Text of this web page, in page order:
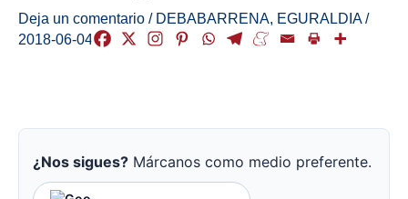
Deja un comentario / DEBABARRENA, EGURALDIA/
2018-06-04
¿Nos sigues? Márcanos como medio preferente.